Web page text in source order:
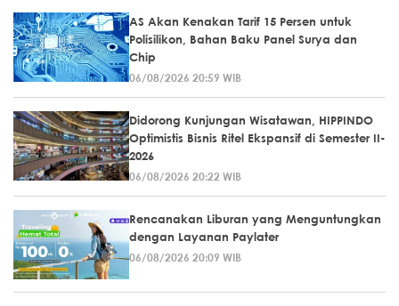
AS Akan Kenakan Tarif 15 Persen untuk
Polisilikon, Bahan Baku Panel Surya dan
Chip
06/08/2026 20:59 WIB
Didorong Kunjungan Wisatawan, HIPPINDO
Optimistis Bisnis Ritel Ekspansif di Semester II-
2026
06/08/2026 20:22 WIB
Rencanakan Liburan yang Menguntungkan
dengan Layanan Paylater
06/08/2026 20:09 WIB